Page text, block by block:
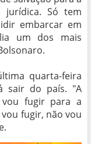
jurídica. Só tem
embarcar em
um dos mais
quarta-feira
sair do país. "A
vou fugir para a
fugir, não vou